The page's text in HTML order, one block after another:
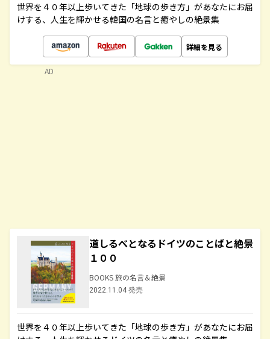
世界を４０年以上歩いてきた「地球の歩き方」があなたにお届
けする、人生を輝かせる韓国の名言と癒やしの絶景集
詳細を見る
道しるべとなるドイツのことばと絶景
１００
BOOKS 旅の名言＆絶景
2022.11.04 発売
世界を４０年以上歩いてきた「地球の歩き方」があなたにお届
AD